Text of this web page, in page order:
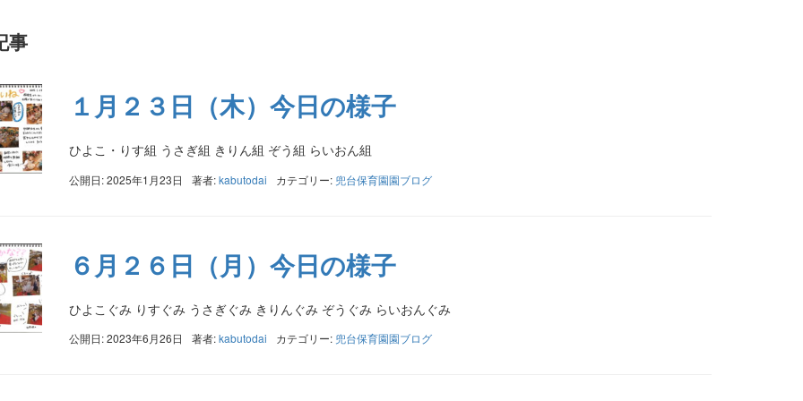
事
１月２３日（木）今日の様子
ひよこ・りす組 うさぎ組 きりん組 ぞう組 らいおん組
公開日: 2025年1月23日 著者:kabutodai カテゴリー: 兜台保育園園ブログ
６月２６日（月）今日の様子
ひよこぐみ りすぐみ うさぎぐみ きりんぐみ ぞうぐみ らいおんぐみ
公開日: 2023年6月26日 著者:kabutodai カテゴリー: 兜台保育園園ブログ